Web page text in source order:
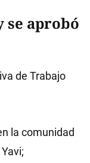
se aprobó
de Trabajo
la comunidad